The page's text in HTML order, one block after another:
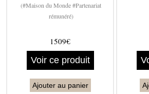
(#Maison du Monde #Partenariat
rémunéré)
1509€
Voir ce produit
Ajouter au panier